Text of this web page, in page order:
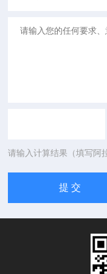
请输入计算结果（填写阿